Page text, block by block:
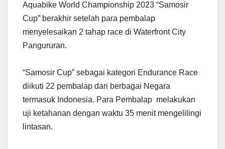
Aquabike World Championship 2023 “Samosir
Cup” berakhir setelah para pembalap
menyelesaikan 2 tahap race di Waterfront City
Pangururan.
“Samosir Cup” sebagai kategori Endurance Race
diikuti 22 pembalap dari berbagai Negara
termasuk Indonesia. Para Pembalap melakukan
uji ketahanan dengan waktu 35 menit mengelilingi
lintasan.